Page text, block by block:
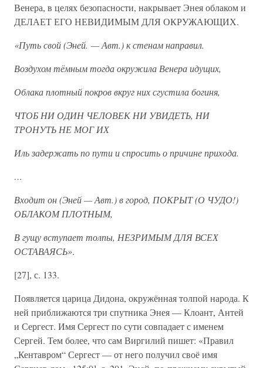
Венера, в целях безопасности, накрывает Энея облаком и
ДЕЛАЕТ ЕГО НЕВИДИМЫМ ДЛЯ ОКРУЖАЮЩИХ.
«Путь свой (Эней. — Авт.) к стенам направил.
Воздухом тёмным тогда окружила Венера идущих,
Облака плотный покров вкруг них сгустила богиня,
ЧТОБ НИ ОДИН ЧЕЛОВЕК НИ УВИДЕТЬ, НИ
ТРОНУТЬ НЕ МОГ ИХ
Иль задержать по пути и спросить о причине прихода.
…
Входит он (Эней — Авт.) в город, ПОКРЫТ (О ЧУДО!)
ОБЛАКОМ ПЛОТНЫМ,
В гущу вступает толпы, НЕЗРИМЫМ ДЛЯ ВСЕХ
ОСТАВАЯСЬ».
[27], с. 133.
Появляется царица Дидона, окружённая толпой народа. К
ней приближаются три спутника Энея — Клоант, Антей
и Сергест. Имя Сергест по сути совпадает с именем
Сергей. Тем более, что сам Виргилий пишет: «Правил
„Кентавром“ Сергест — от него получил своё имя